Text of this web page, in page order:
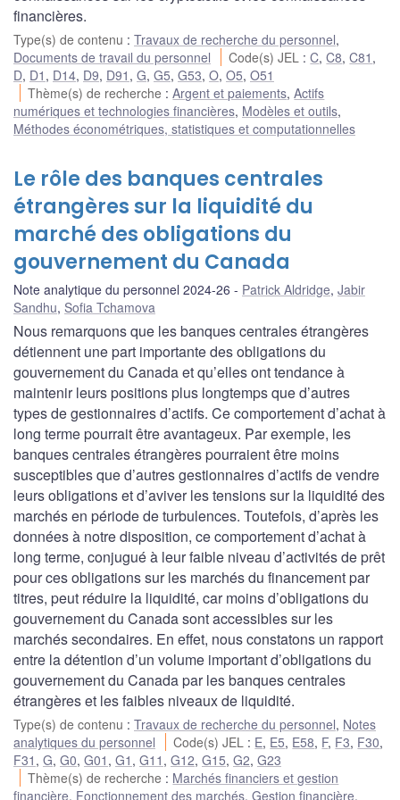
financières.
Type(s) de contenu : Travaux de recherche du personnel,
Documents de travail du personnel
Code(s) JEL :C,C8,C81 ,
D, D1 , D14, D9, D91 , G, G5, G53, O, O5, O51
Thème(s) de recherche :Argent et paiements,Actifs
numériques et technologies financières, Modèles et outils,
Méthodes économétriques, statistiques et computationnelles
Le rôle des banques centrales
étrangères sur la liquidité du
marché des obligations du
gouvernement du Canada
Note analytique du personnel 2024-26 Patrick Aldridge, Jabir
Sandhu, Sofia Tchamova
Nous remarquons que les banques centrales étrangères
détiennent une part importante des obligations du
gouvernement du Canada et qu’elles ont tendance à
maintenir leurs positions plus longtemps que d’autres
types de gestionnaires d’actifs. Ce comportement d’achat à
long terme pourrait être avantageux. Par exemple, les
banques centrales étrangères pourraient être moins
susceptibles que d’autres gestionnaires d’actifs de vendre
leurs obligations et d’aviver les tensions sur la liquidité des
marchés en période de turbulences. Toutefois, d’après les
données à notre disposition, ce comportement d’achat à
long terme, conjugué à leur faible niveau d’activités de prêt
pour ces obligations sur les marchés du financement par
titres, peut réduire la liquidité, car moins d’obligations du
gouvernement du Canada sont accessibles sur les
marchés secondaires. En effet, nous constatons un rapport
entre la détention d’un volume important d’obligations du
gouvernement du Canada par les banques centrales
étrangères et les faibles niveaux de liquidité.
Type(s) de contenu : Travaux de recherche du personnel, Notes
analytiques du personnel
Code(s) JEL : E, E5, E58, F, F3, F30,
F31 , G, G0, G01 , G1 , G11 , G12, G15, G2, G23
Thème(s) de recherche : Marchés financiers et gestion
financière, Fonctionnement des marchés, Gestion financière,